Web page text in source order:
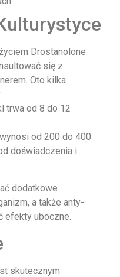
Drostanolone
się z
Oto kilka
trwa od 8 do 12
od 200 do 400
doświadczenia i
dodatkowe
a także anty-
efekty uboczne.
skutecznym